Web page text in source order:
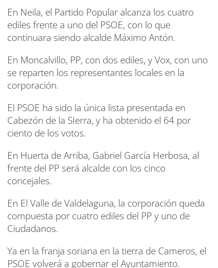
En Neila, el Partido Popular alcanza los cuatro
ediles frente a uno del PSOE, con lo que
continuara siendo alcalde Máximo Antón.
En Moncalvillo, PP, con dos ediles, y Vox, con uno
se reparten los representantes locales en la
corporación.
El PSOE ha sido la única lista presentada en
Cabezón de la SIerra, y ha obtenido el 64 por
ciento de los votos.
En Huerta de Arriba, Gabriel García Herbosa, al
frente del PP será alcalde con los cinco
concejales.
En El Valle de Valdelaguna, la corporación queda
compuesta por cuatro ediles del PP y uno de
Ciudadanos.
Ya en la franja soriana en la tierra de Cameros, el
PSOE volverá a gobernar el Ayuntamiento.